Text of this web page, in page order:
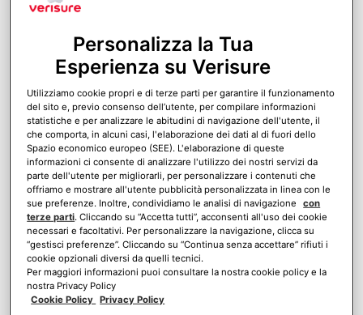
La casa del futuro: perché un semplice allarme
Cosa si intende per “casa del futuro”? Si intende una
casa smart e connessa costantemente. Ma questa
connessione la rende anche più esposta, più dinamica e,
evoluta.
Personalizza la Tua
Esperienza su Verisure
Utilizziamo cookie propri e di terze parti per garantire il funzionamento
del sito e, previo consenso dell’utente, per compilare informazioni
statistiche e per analizzare le abitudini di navigazione dell'utente, il
che comporta, in alcuni casi, l'elaborazione dei dati al di fuori dello
Spazio economico europeo (SEE). L'elaborazione di queste
informazioni ci consente di analizzare l'utilizzo dei nostri servizi da
parte dell'utente per migliorarli, per personalizzare i contenuti che
offriamo e mostrare all'utente pubblicità personalizzata in linea con le
sue preferenze. Inoltre, condividiamo le analisi di navigazione
con
terze parti. Cliccando su “Accetta tutti”, acconsenti all'uso dei cookie
necessari e facoltativi. Per personalizzare la navigazione, clicca su
“gestisci preferenze”. Cliccando su “Continua senza accettare” rifiuti i
cookie opzionali diversi da quelli tecnici.
Per maggiori informazioni puoi consultare la nostra cookie policy e la
nostra Privacy Policy
Cookie Policy Privacy Policy